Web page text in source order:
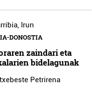
, Irun
DONOSTIA
zaindari eta
bidelagunak
Petrirena